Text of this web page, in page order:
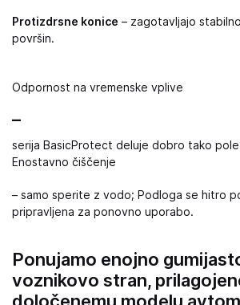
Protizdrsne konice – zagotavljajo
površin.
Odpornost na vremenske vplive
–
serija BasicProtect deluje dobro tako
Enostavno čiščenje
– samo sperite z vodo; Podloga se hitro
pripravljena za ponovno uporabo.
Ponujamo enojno
voznikovo stran,